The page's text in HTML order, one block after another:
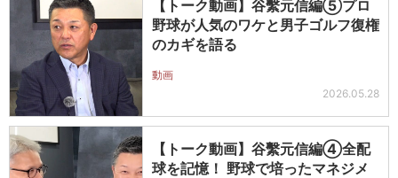
【トーク動画】谷繫元信編⑤プロ
野球が人気のワケと男子ゴルフ復権
のカギを語る
動画
2026.05.28
【トーク動画】谷繫元信編④全配
球を記憶！ 野球で培ったマネジメ